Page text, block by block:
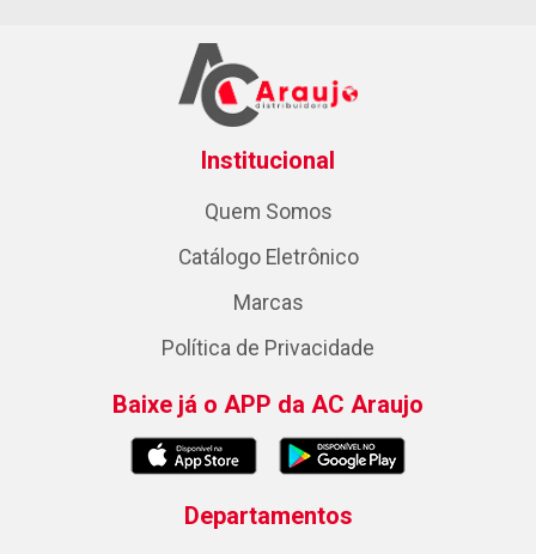
Institucional
Quem Somos
Catálogo Eletrônico
Marcas
Política de Privacidade
Baixe já o APP da AC Araujo
Departamentos